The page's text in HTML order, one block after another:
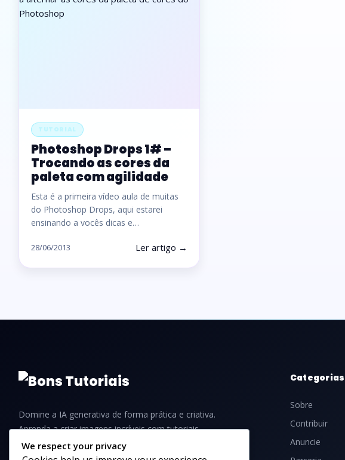
TUTORIAL
Photoshop Drops 1# –
Trocando as cores da
paleta com agilidade
Esta é a primeira vídeo aula de muitas
do Photoshop Drops, aqui estarei
ensinando a vocês dicas e…
28/06/2013 Ler artigo →
Domine a IA generativa de forma prática e criativa.
Aprenda a criar imagens incríveis com tutoriais,
guias e dicas para iniciantes e profissionais.
Categorias
Sobre
Contribuir
Anuncie
We respect your privacy